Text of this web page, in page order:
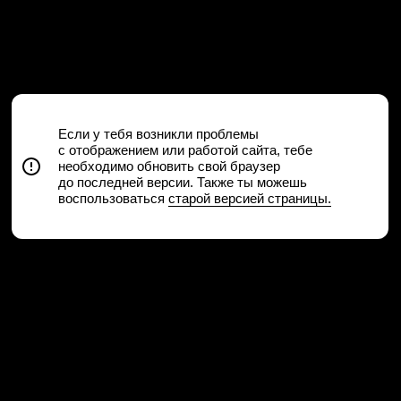
Если у тебя возникли проблемы
с отображением или работой сайта, тебе
необходимо обновить свой браузер
до последней версии. Также ты можешь
воспользоваться старой версией страницы.